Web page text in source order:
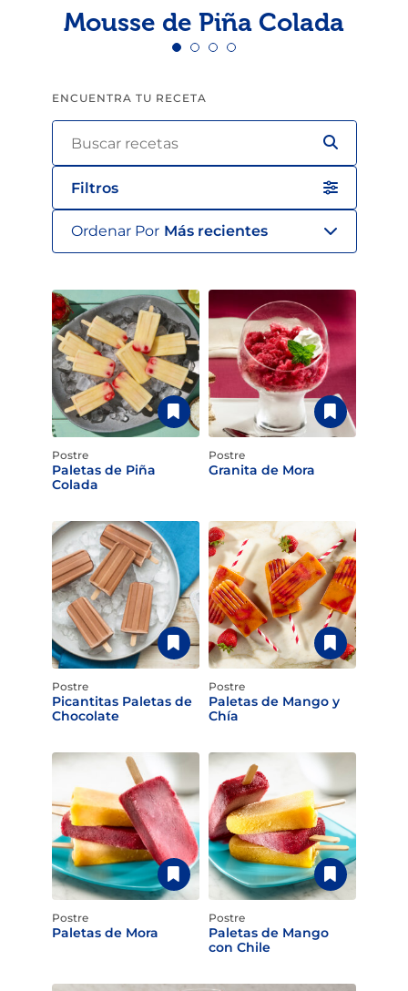
Mousse de Piña Colada
ENCUENTRA TU RECETA
Filtros
Ordenar Por Más recientes
Postre
Paletas de Piña
Colada
Postre
Granita de Mora
Postre
Picantitas Paletas de
Chocolate
Postre
Paletas de Mango y
Chía
Postre
Paletas de Mora
Postre
Paletas de Mango
con Chile